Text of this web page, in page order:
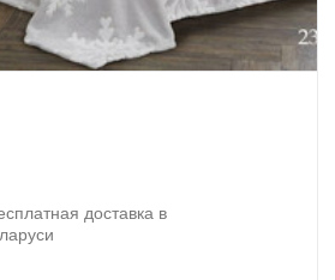
доставка в